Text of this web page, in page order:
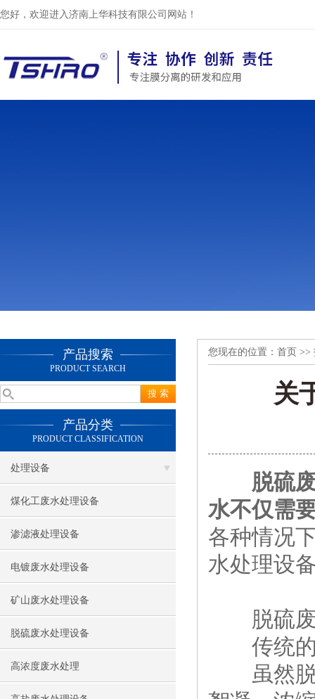
您好，欢迎进入济南上华科技有限公司网站！
产品搜索
PRODUCT SEARCH
产品分类
PRODUCT CLASSIFICATION
处理设备
煤化工废水处理设备
渗滤液处理设备
电镀废水处理设备
矿山废水处理设备
脱硫废水处理设备
高浓度废水处理
您现在的位置： 首页 >>
关
脱硫
水不仅需
各种情况
水处理设
脱硫废
传统的
虽然脱